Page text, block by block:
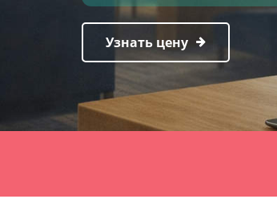
Узнать цену